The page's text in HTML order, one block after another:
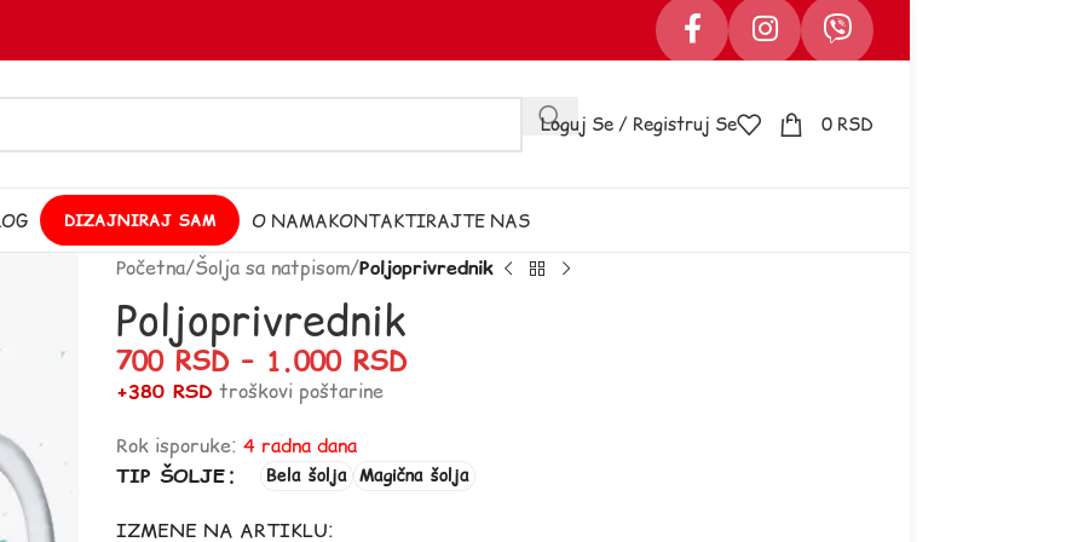
Loguj Se / Registruj Se 0 RSD
DIZAJNIRAJ SAM O NAMAKONTAKTIRAJTE NAS
Početna/Šolja sa natpisom/Poljoprivrednik
Poljoprivrednik
700 RSD – 1.000 RSD
+380 RSD troškovi poštarine
Rok isporuke: 4 radna dana
TIP ŠOLJE
Bela šolja Magična šolja
IZMENE NA ARTIKLU: